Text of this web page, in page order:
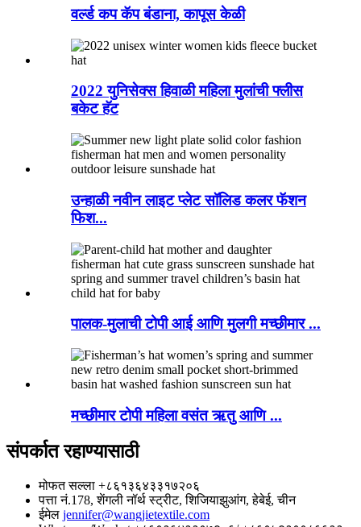
वर्ल्ड कप कॅप बंडाना, कापूस केळी
2022 युनिसेक्स हिवाळी महिला मुलांची फ्लीस
बकेट हॅट
उन्हाळी नवीन लाइट प्लेट सॉलिड कलर फॅशन
फिश...
पालक-मुलाची टोपी आई आणि मुलगी मच्छीमार ...
मच्छीमार टोपी महिला वसंत ऋतु आणि ...
संपर्कात रहाण्यासाठी
मोफत सल्ला +८६१३६४३३१७२०६
पत्ता नं.178, शेंगली नॉर्थ स्ट्रीट, शिजियाझुआंग, हेबेई, चीन
ईमेल jennifer@wangjietextile.com